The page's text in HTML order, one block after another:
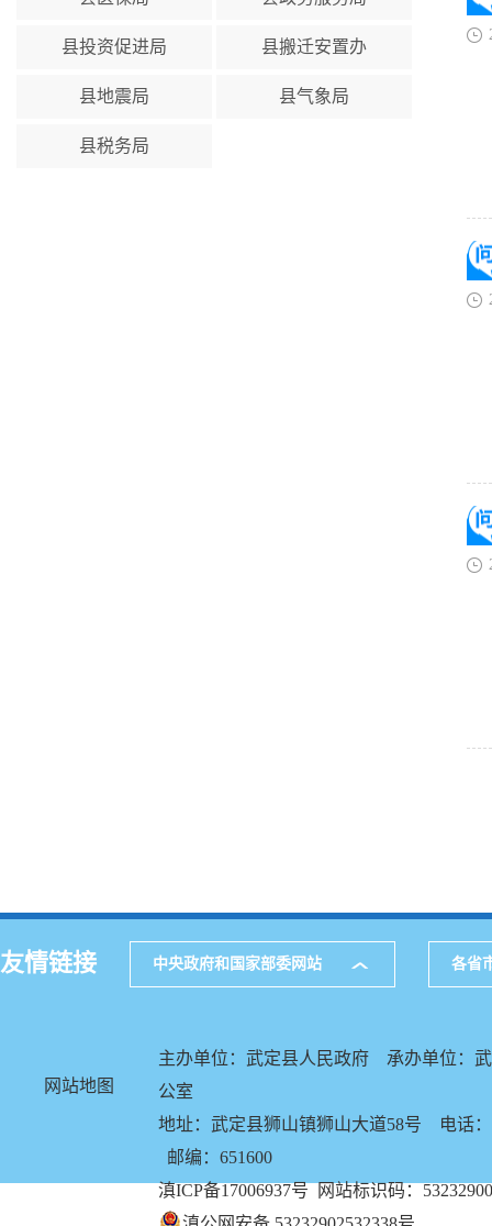
县投资促进局 县搬迁安置办
县地震局 县气象局
县税务局
友情链接 中央政府和国家部委网站 各省
网站地图
主办单位：武定县人民政府 承办单位：
公室
地址：武定县狮山镇狮山大道58号 电话
邮编：651600
滇ICP备17006937号 网站标识码：